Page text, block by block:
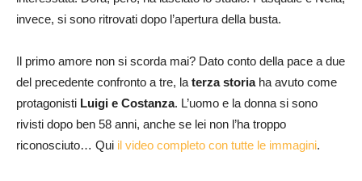
invece, si sono ritrovati dopo l’apertura della busta.
Il primo amore non si scorda mai? Dato conto della pace a due
del precedente confronto a tre, laterza storiaha avuto come
protagonisti Luigi e Costanza. L’uomo e la donna si sono
rivisti dopo ben 58 anni, anche se lei non l’ha troppo
riconosciuto… Qui il video completo con tutte le immagini.